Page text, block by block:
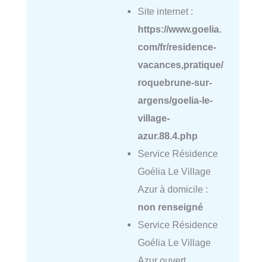
Site internet :
https://www.goelia.
com/fr/residence-
vacances,pratique/
roquebrune-sur-
argens/goelia-le-
village-
azur.88.4.php
Service Résidence
Goélia Le Village
Azur à domicile :
non renseigné
Service Résidence
Goélia Le Village